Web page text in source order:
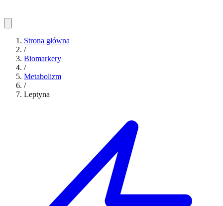
Strona główna
/
Biomarkery
/
Metabolizm
/
Leptyna